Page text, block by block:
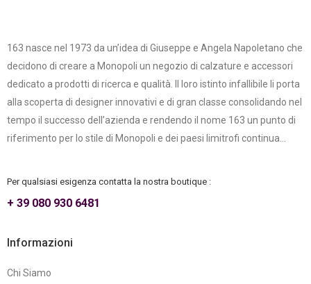
163 nasce nel 1973 da un’idea di Giuseppe e Angela Napoletano che
decidono di creare a Monopoli un negozio di calzature e accessori
dedicato a prodotti di ricerca e qualità. Il loro istinto infallibile li porta
alla scoperta di designer innovativi e di gran classe consolidando nel
tempo il successo dell’azienda e rendendo il nome 163 un punto di
riferimento per lo stile di Monopoli e dei paesi limitrofi continua...
Per qualsiasi esigenza contatta la nostra boutique :
+ 39 080 930 6481
Informazioni
Chi Siamo